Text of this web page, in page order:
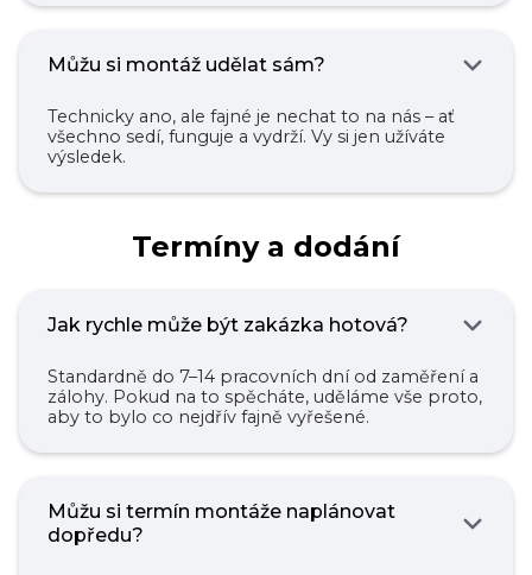
Můžu si montáž udělat sám?
Technicky ano, ale fajné je nechat to na nás – ať
všechno sedí, funguje a vydrží. Vy si jen užíváte
výsledek.
Termíny a dodání
Jak rychle může být zakázka hotová?
Standardně do 7–14 pracovních dní od zaměření a
zálohy. Pokud na to spěcháte, uděláme vše proto,
aby to bylo co nejdřív fajně vyřešené.
Můžu si termín montáže naplánovat
dopředu?